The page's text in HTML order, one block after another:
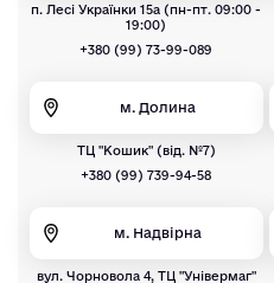
п. Лесі Українки 15а (пн-пт. 09:00 -
19:00)
+380 (99) 73-99-089
м. Долина
ТЦ "Кошик" (від. №7)
+380 (99) 739-94-58
м. Надвірна
вул. Чорновола 4, ТЦ "Універмаг"